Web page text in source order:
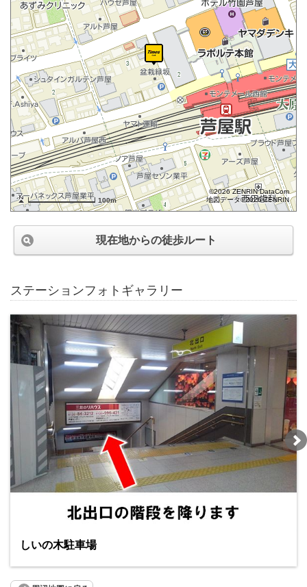
100m
©2026 ZENRIN DataCom
地図データ©2026 ZENRIN
現在地からの徒歩ルート
ステーションフォトギャラリー
しいの木駐車場